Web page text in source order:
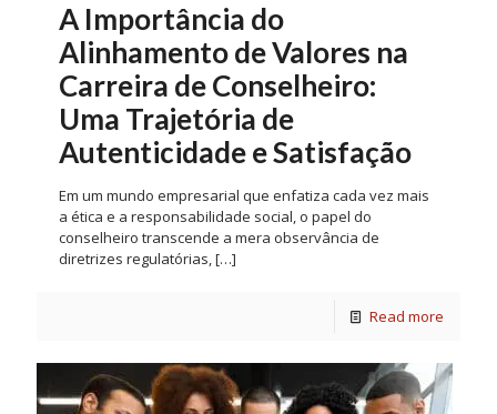
A Importância do
Alinhamento de Valores na
Carreira de Conselheiro:
Uma Trajetória de
Autenticidade e Satisfação
Em um mundo empresarial que enfatiza cada vez mais
a ética e a responsabilidade social, o papel do
conselheiro transcende a mera observância de
diretrizes regulatórias,[…]
Read more